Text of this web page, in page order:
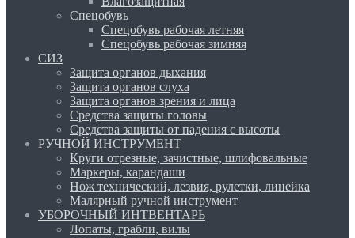
Спецобувь
Спецобувь рабочая летняя
Спецобувь рабочая зимняя
СИЗ
Защита органов дыхания
Защита органов слуха
Защита органов зрения и лица
Средства защиты головы
Средства защиты от падения с высоты
РУЧНОЙ ИНСТРУМЕНТ
Круги отрезные, зачистные, шлифовальные
Маркеры, карандаши
Нож технический, лезвия, рулетки, линейка
Малярный ручной инструмент
УБОРОЧНЫЙ ИНТВЕНТАРЬ
Лопаты, грабли, вилы